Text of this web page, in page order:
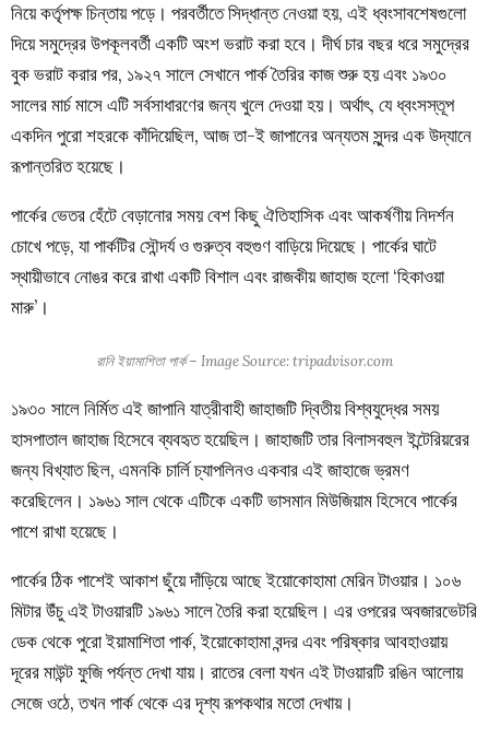
নিয়ে কর্তৃপক্ষ চিন্তায় পড়ে। পরবর্তীতে সিদ্ধান্ত নেওয়া হয়, এই ধ্বংসাবশেষগুলো
দিয়ে সমুদ্রের উপকূলবর্তী একটি অংশ ভরাট করা হবে। দীর্ঘ চার বছর ধরে সমুদ্রের
বুক ভরাট করার পর, ১৯২৭ সালে সেখানে পার্ক তৈরির কাজ শুরু হয় এবং ১৯৩০
সালের মার্চ মাসে এটি সর্বসাধারণের জন্য খুলে দেওয়া হয়। অর্থাৎ, যে ধ্বংসস্তূপ
একদিন পুরো শহরকে কাঁদিয়েছিল, আজ তা-ই জাপানের অন্যতম সুন্দর এক উদ্যানে
রূপান্তরিত হয়েছে।
পার্কের ভেতর হেঁটে বেড়ানোর সময় বেশ কিছু ঐতিহাসিক এবং আকর্ষণীয় নিদর্শন
চোখে পড়ে, যা পার্কটির সৌন্দর্য ও গুরুত্ব বহুগুণ বাড়িয়ে দিয়েছে। পার্কের ঘাটে
স্থায়ীভাবে নোঙর করে রাখা একটি বিশাল এবং রাজকীয় জাহাজ হলো ‘হিকাওয়া
মারু’।
রানি ইয়ামাশিতা পার্ক – Image Source: tripadvisor.com
১৯৩০ সালে নির্মিত এই জাপানি যাত্রীবাহী জাহাজটি দ্বিতীয় বিশ্বযুদ্ধের সময়
হাসপাতাল জাহাজ হিসেবে ব্যবহৃত হয়েছিল। জাহাজটি তার বিলাসবহুল ইন্টেরিয়রের
জন্য বিখ্যাত ছিল, এমনকি চার্লি চ্যাপলিনও একবার এই জাহাজে ভ্রমণ
করেছিলেন। ১৯৬১ সাল থেকে এটিকে একটি ভাসমান মিউজিয়াম হিসেবে পার্কের
পাশে রাখা হয়েছে।
পার্কের ঠিক পাশেই আকাশ ছুঁয়ে দাঁড়িয়ে আছে ইয়োকোহামা মেরিন টাওয়ার। ১০৬
মিটার উঁচু এই টাওয়ারটি ১৯৬১ সালে তৈরি করা হয়েছিল। এর ওপরের অবজারভেটরি
ডেক থেকে পুরো ইয়ামাশিতা পার্ক, ইয়োকোহামা বন্দর এবং পরিষ্কার আবহাওয়ায়
দূরের মাউন্ট ফুজি পর্যন্ত দেখা যায়। রাতের বেলা যখন এই টাওয়ারটি রঙিন আলোয়
সেজে ওঠে, তখন পার্ক থেকে এর দৃশ্য রূপকথার মতো দেখায়।